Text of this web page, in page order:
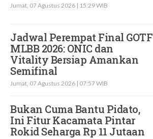
Jumat, 07 Agustus 2026 | 15:29 WIB
Jadwal Perempat Final GOTF
MLBB 2026: ONIC dan
Vitality Bersiap Amankan
Semifinal
Jumat, 07 Agustus 2026 | 07:57 WIB
Bukan Cuma Bantu Pidato,
Ini Fitur Kacamata Pintar
Rokid Seharga Rp 11 Jutaan